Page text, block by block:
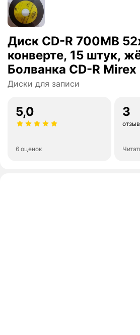
Диск CD-R 700MB
конверте, 15 штук,
Болванка CD-R
Vinyl
Диски для записи
5,0
6 оценок
3